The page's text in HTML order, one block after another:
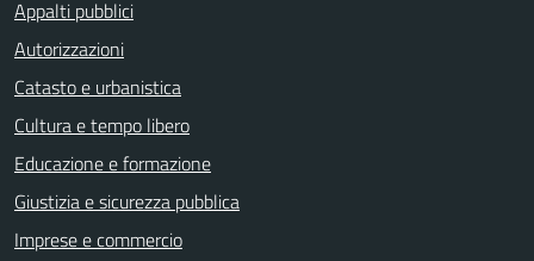
Appalti pubblici
Autorizzazioni
Catasto e urbanistica
Cultura e tempo libero
Educazione e formazione
Giustizia e sicurezza pubblica
Imprese e commercio